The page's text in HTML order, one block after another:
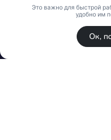
Это важно для быстрой
удобно им
Ок,